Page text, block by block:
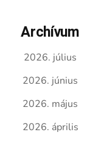
Archívum
2026. július
2026. június
2026. május
2026. április